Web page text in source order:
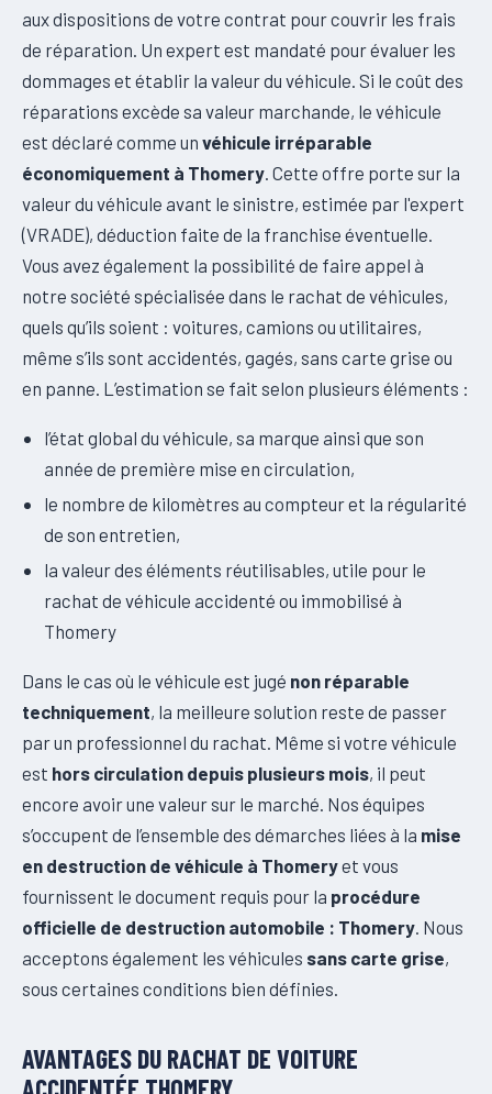
aux dispositions de votre contrat pour couvrir les frais
de réparation. Un expert est mandaté pour évaluer les
dommages et établir la valeur du véhicule. Si le coût des
réparations excède sa valeur marchande, le véhicule
est déclaré comme un véhicule irréparable
économiquement à Thomery . Cette offre porte sur la
valeur du véhicule avant le sinistre, estimée par l'expert
(VRADE), déduction faite de la franchise éventuelle.
Vous avez également la possibilité de faire appel à
notre société spécialisée dans le rachat de véhicules,
quels qu’ils soient : voitures, camions ou utilitaires,
même s’ils sont accidentés, gagés, sans carte grise ou
en panne. L’estimation se fait selon plusieurs éléments :
l’état global du véhicule, sa marque ainsi que son
année de première mise en circulation,
le nombre de kilomètres au compteur et la régularité
de son entretien,
la valeur des éléments réutilisables, utile pour le
rachat de véhicule accidenté ou immobilisé à
Thomery
Dans le cas où le véhicule est jugé non réparable
techniquement, la meilleure solution reste de passer
par un professionnel du rachat. Même si votre véhicule
est hors circulation depuis plusieurs mois, il peut
encore avoir une valeur sur le marché. Nos équipes
s’occupent de l’ensemble des démarches liées à la mise
en destruction de véhicule à Thomeryet vous
fournissent le document requis pour la procédure
officielle de destruction automobile : Thomery . Nous
acceptons également les véhicules sans carte grise,
sous certaines conditions bien définies.
AVANTAGES DU RACHAT DE VOITURE